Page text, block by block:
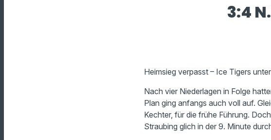
3:4
Heimsieg verpasst – Ice Tigers
Nach vier Niederlagen in Folge
Plan ging anfangs auch voll auf.
Kechter, für die frühe Führung.
Straubing glich in der 9. Minute